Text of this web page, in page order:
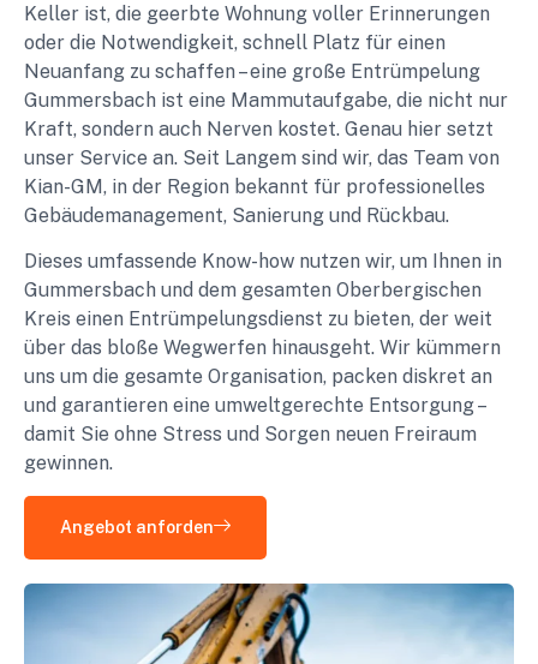
Keller ist, die geerbte Wohnung voller Erinnerungen
oder die Notwendigkeit, schnell Platz für einen
Neuanfang zu schaffen – eine große Entrümpelung
Gummersbach ist eine Mammutaufgabe, die nicht nur
Kraft, sondern auch Nerven kostet. Genau hier setzt
unser Service an. Seit Langem sind wir, das Team von
Kian-GM, in der Region bekannt für professionelles
Gebäudemanagement, Sanierung und Rückbau.
Dieses umfassende Know-how nutzen wir, um Ihnen in
Gummersbach und dem gesamten Oberbergischen
Kreis einen Entrümpelungsdienst zu bieten, der weit
über das bloße Wegwerfen hinausgeht. Wir kümmern
uns um die gesamte Organisation, packen diskret an
und garantieren eine umweltgerechte Entsorgung –
damit Sie ohne Stress und Sorgen neuen Freiraum
gewinnen.
Angebot anforden